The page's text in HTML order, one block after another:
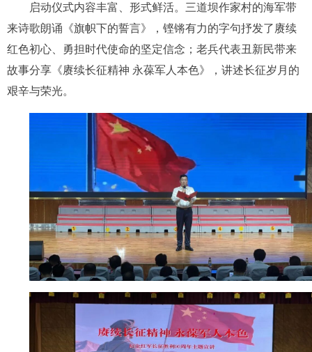
启动仪式内容丰富、形式鲜活。三道坝作家村的海军带
来诗歌朗诵《旗帜下的誓言》，铿锵有力的字句抒发了赓续
红色初心、勇担时代使命的坚定信念；老兵代表丑新民带来
故事分享《赓续长征精神 永葆军人本色》，讲述长征岁月的
艰辛与荣光。